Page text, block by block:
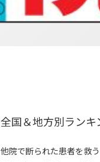
全国＆地方別ラン
他院で断られた患者を救う